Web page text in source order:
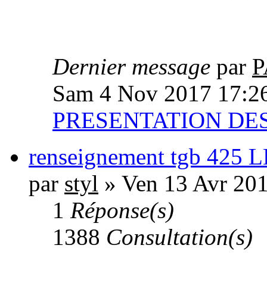
Dernier message par
Sam 4 Nov 2017
PRESENTATION
renseignement tgb 425
par styl » Ven 13 Avr
1 Réponse(s)
1388 Consultation(s)